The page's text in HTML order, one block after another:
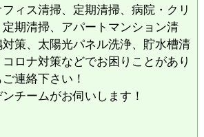
ィス清掃、定期清掃、病院・クリ
期清掃、アパートマンション清
策、太陽光パネル洗浄、貯水槽清
ロナ対策などでお困りことがあり
連絡下さい！
チームがお伺いします！